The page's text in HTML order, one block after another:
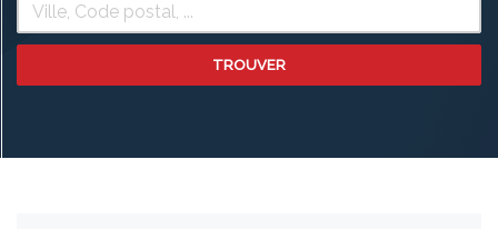
TROUVER